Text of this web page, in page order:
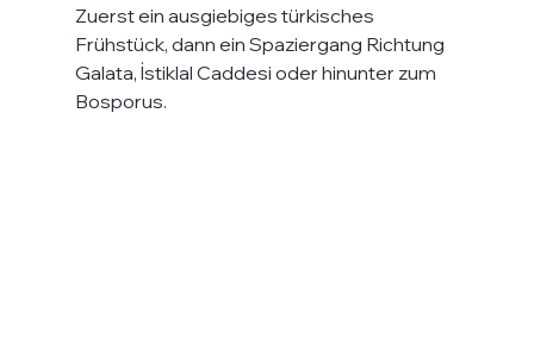
Zuerst ein ausgiebiges türkisches
Frühstück, dann ein Spaziergang Richtung
Galata, İstiklal Caddesi oder hinunter zum
Bosporus.